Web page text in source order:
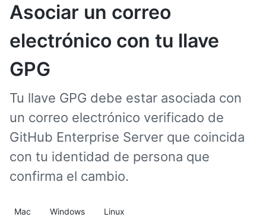
Asociar un correo
electrónico con tu llave
GPG
Tu llave GPG debe estar asociada con
un correo electrónico verificado de
GitHub Enterprise Server que coincida
con tu identidad de persona que
confirma el cambio.
Mac Windows Linux